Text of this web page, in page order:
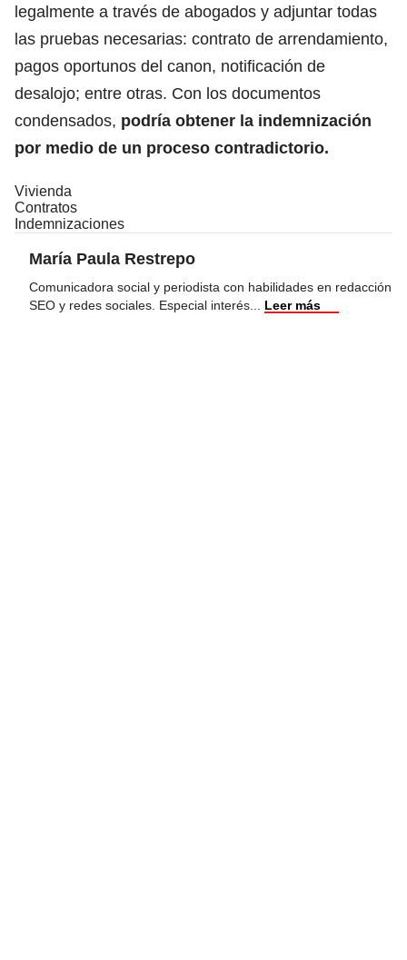
legalmente a través de abogados y adjuntar todas
las pruebas necesarias: contrato de arrendamiento,
pagos oportunos del canon, notificación de
desalojo; entre otras. Con los documentos
condensados, podría obtener la indemnización
por medio de un proceso contradictorio.
Vivienda
Contratos
Indemnizaciones
María Paula Restrepo
Comunicadora social y periodista con habilidades en redacción
SEO y redes sociales. Especial interés
Leer más